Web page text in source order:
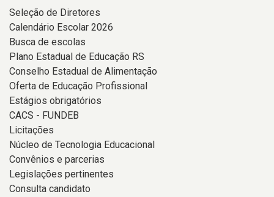
Seleção de Diretores
Calendário Escolar 2026
Busca de escolas
Plano Estadual de Educação RS
Conselho Estadual de Alimentação
Oferta de Educação Profissional
Estágios obrigatórios
CACS - FUNDEB
Licitações
Núcleo de Tecnologia Educacional
Convênios e parcerias
Legislações pertinentes
Consulta candidato